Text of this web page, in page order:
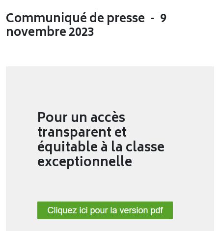
Communiqué de presse - 9
novembre 2023
Pour un accès
transparent et
équitable à la classe
exceptionnelle